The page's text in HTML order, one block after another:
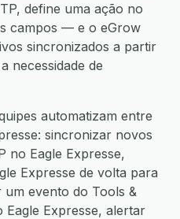
define uma ação no
campos — e o eGrow
sincronizados a partir
necessidade de
automatizam entre
sincronizar novos
no Eagle Expresse,
Expresse de volta para
evento do Tools &
Eagle Expresse, alertar